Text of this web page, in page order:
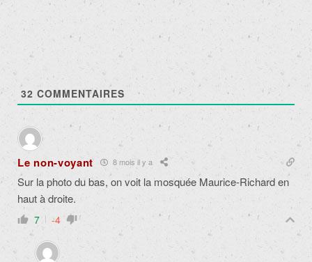
32 COMMENTAIRES
Le non-voyant 8 mois il y a
Sur la photo du bas, on voit la mosquée Maurice-Richard en
haut à droite.
7 -4